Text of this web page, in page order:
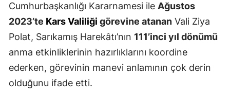
Mersin
İzmir
Kars
Cumhurbaşkanlığı Kararnamesi ile Ağustos
2023’te Kars Valiliği görevine atanan Vali Ziya
Polat, Sarıkamış Harekâtı’nın 111’inci yıl dönümü
anma etkinliklerinin hazırlıklarını koordine
ederken, görevinin manevi anlamının çok derin
olduğunu ifade etti.